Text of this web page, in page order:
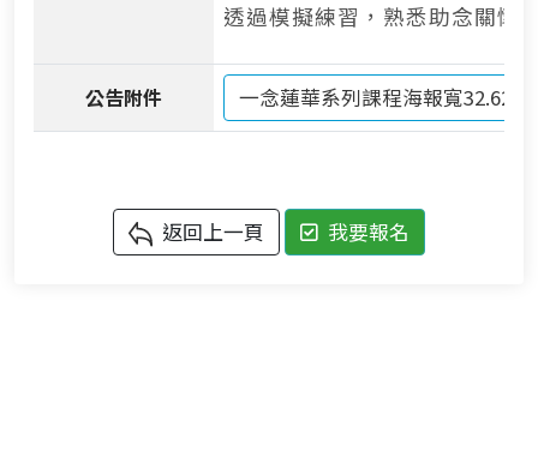
透過模擬練習，熟悉助念關懷
公告附件 一念蓮華系列課程海報寬32.62
返回上一頁 我要報名